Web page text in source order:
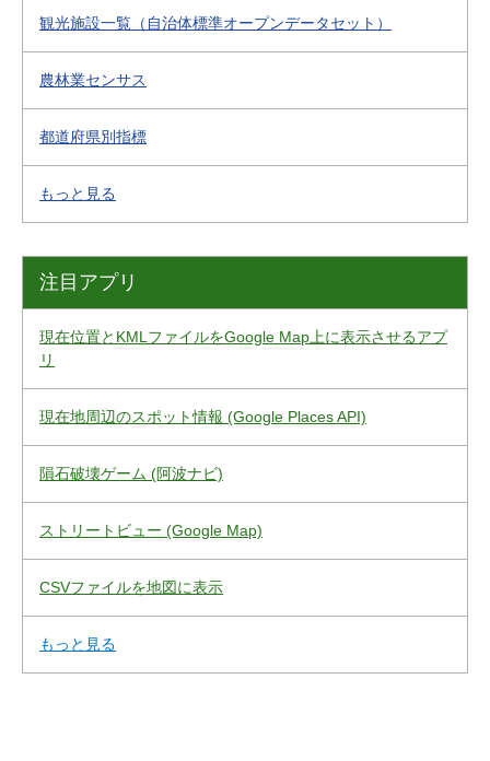
観光施設一覧（自治体標準オープンデータセット）
農林業センサス
都道府県別指標
もっと見る
注目アプリ
現在位置とKMLファイルをGoogle Map上に表示させるアプ
リ
現在地周辺のスポット情報 (Google Places API)
隕石破壊ゲーム (阿波ナビ)
ストリートビュー (Google Map)
CSVファイルを地図に表示
もっと見る